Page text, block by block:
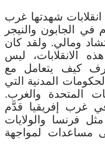
شهدتها غرب
إفريقيا ووسطها منذ العام 2020م في الجابون والنيجر
ومالي. ولقد كان
الانقلابات، ليس
كيف يتعامل مع
المدنية التي
المتحدة والغرب.
غرب إفريقيا قدَّم
فرنسا والولايات
مساعدات لمواجهة